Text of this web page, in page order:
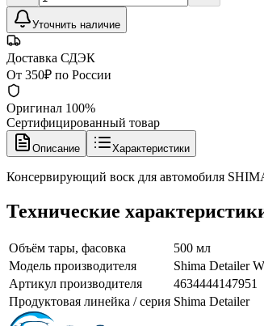
Уточнить наличие
Доставка СДЭК
От 350₽ по России
Оригинал 100%
Сертифицированный товар
Описание Характеристики
Консервирующий воск для автомобиля
Технические
Объём тары, фасовка
500 мл
Модель производителя
Shima Detailer
Артикул производителя
4634444147951
Продуктовая линейка / серия Shima Detailer